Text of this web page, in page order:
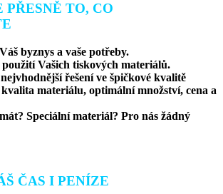
TO, CO
byznys a vaše potřeby.
Vašich tiskových materiálů.
řešení ve špičkové kvalitě
materiálu, optimální množství, cena a
Speciální materiál? Pro nás žádný
ČAS I PENÍZE